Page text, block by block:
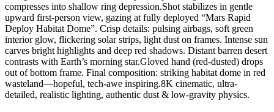
compresses into shallow ring depression.Shot stabilizes in gentle
upward first-person view, gazing at fully deployed “Mars Rapid
Deploy Habitat Dome”. Crisp details: pulsing airbags, soft green
interior glow, flickering solar strips, light dust on frames. Intense sun
carves bright highlights and deep red shadows. Distant barren desert
contrasts with Earth’s morning star.Gloved hand (red-dusted) drops
out of bottom frame. Final composition: striking habitat dome in red
wasteland—hopeful, tech-awe inspiring.8K cinematic, ultra-
detailed, realistic lighting, authentic dust & low-gravity physics.